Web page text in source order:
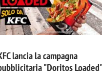
lancia la campagna
"Doritos